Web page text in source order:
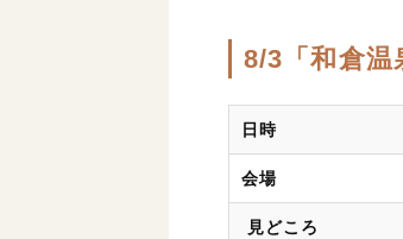
8/3「和倉温
日時
会場
見どころ